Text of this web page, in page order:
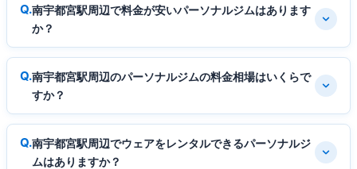
南宇都宮駅周辺で料金が安いパーソナルジムはあります
か？
南宇都宮駅周辺のパーソナルジムの料金相場はいくらで
すか？
南宇都宮駅周辺でウェアをレンタルできるパーソナルジ
ムはありますか？